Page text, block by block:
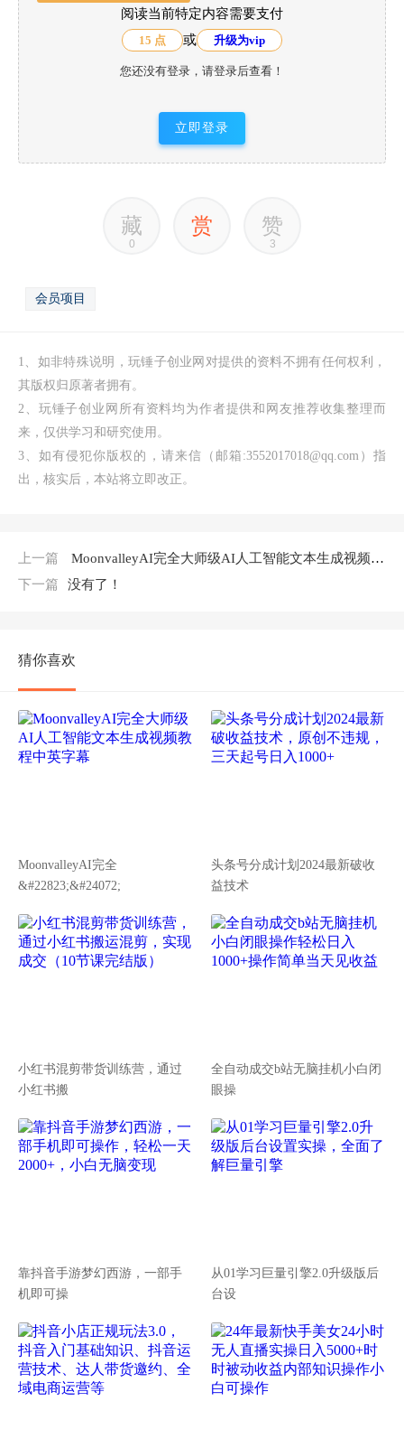
阅读当前特定内容需要支付
15 点 或 升级为vip
您还没有登录，请登录后查看！
立即登录
藏
0
赏 赞
3
会员项目
1、如非特殊说明，玩锤子创业网对提供的资料不拥有任何权利，
其版权归原著者拥有。
2、玩锤子创业网所有资料均为作者提供和网友推荐收集整理而
来，仅供学习和研究使用。
3、如有侵犯你版权的，请来信（邮箱:3552017018@qq.com）指
出，核实后，本站将立即改正。
上一篇
MoonvalleyAI完全大师级AI人工智能文本生成视频教程中英字幕
下一篇
没有了！
猜你喜欢
MoonvalleyAI完全
&#22823;&#24072;
头条号分成计划2024最新破收
益技术
小红书混剪带货训练营，通过
小红书搬
全自动成交b站无脑挂机小白闭
眼操
靠抖音手游梦幻西游，一部手
机即可操
从01学习巨量引擎2.0升级版后
台设